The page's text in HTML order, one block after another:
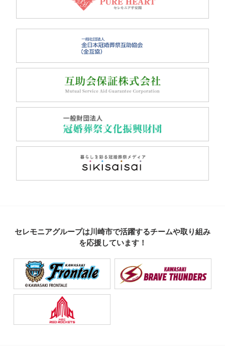
セレモニアグループは川崎市で活躍するチームや取り組み
を応援しています！